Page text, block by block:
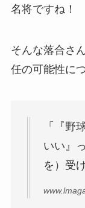
名将ですね！
そんな落合さ
任の可能性に
「『野
いい』
を）受